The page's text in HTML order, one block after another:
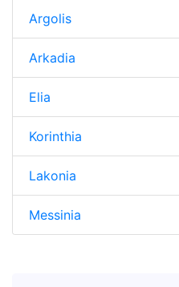
Argolis
Arkadia
Elia
Korinthia
Lakonia
Messinia